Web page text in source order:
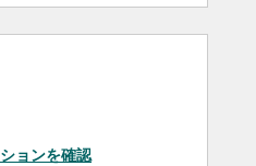
ョンを確認